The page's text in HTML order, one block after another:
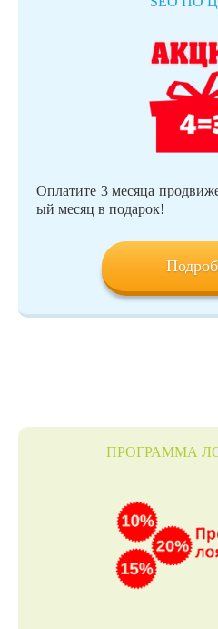
Оплатите 3 месяца
ый месяц в подарок!
ПРОГРАММА